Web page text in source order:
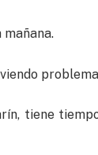
mañana.
tiene